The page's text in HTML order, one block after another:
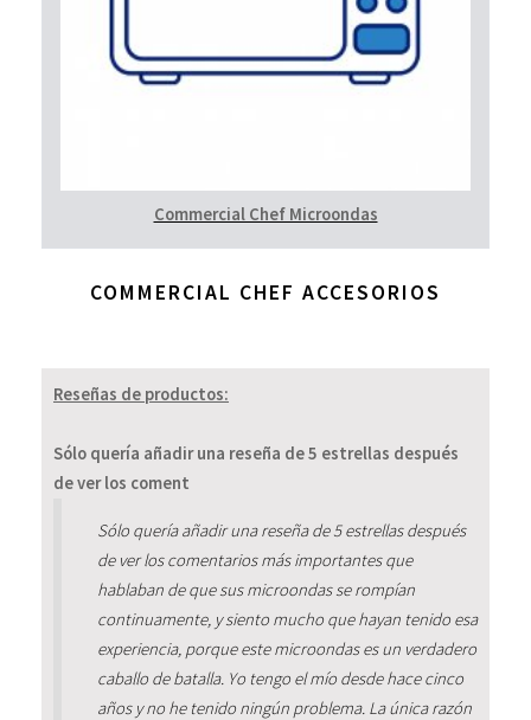
Commercial Chef Microondas
COMMERCIAL CHEF ACCESORIOS
Reseñas de productos:
Sólo quería añadir una reseña de 5 estrellas después
de ver los coment
Sólo quería añadir una reseña de 5 estrellas después
de ver los comentarios más importantes que
hablaban de que sus microondas se rompían
continuamente, y siento mucho que hayan tenido esa
experiencia, porque este microondas es un verdadero
caballo de batalla. Yo tengo el mío desde hace cinco
años y no he tenido ningún problema. La única razón